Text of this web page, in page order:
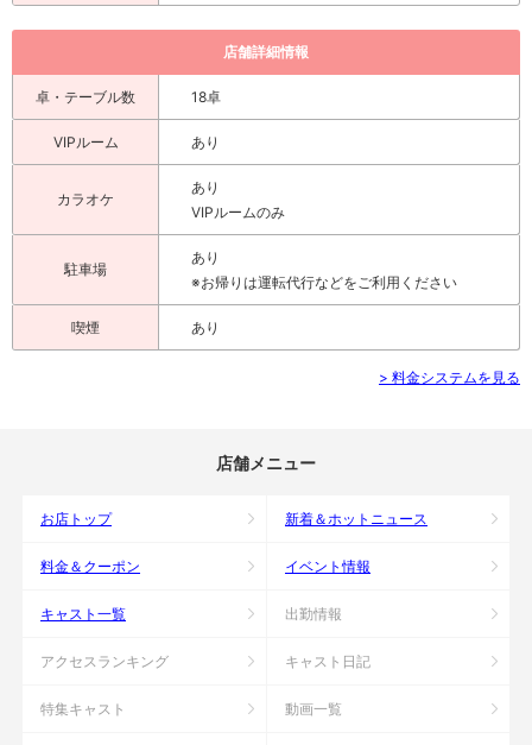
店舗詳細情報
卓・テーブル数 18卓
VIPルーム あり
カラオケ
あり
VIPルームのみ
駐車場
あり
※お帰りは運転代行などをご利用ください
喫煙 あり
> 料金システムを見る
店舗メニュー
お店トップ 新着＆ホットニュース
料金＆クーポン イベント情報
キャスト一覧 出勤情報
アクセスランキング キャスト日記
特集キャスト 動画一覧